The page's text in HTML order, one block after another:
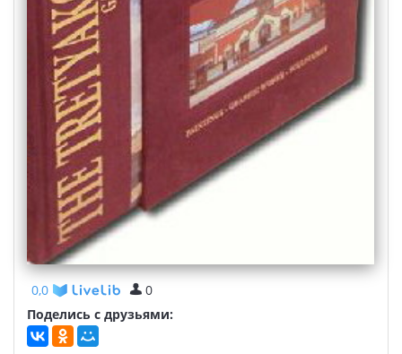
0,0
0
Поделись с друзьями: